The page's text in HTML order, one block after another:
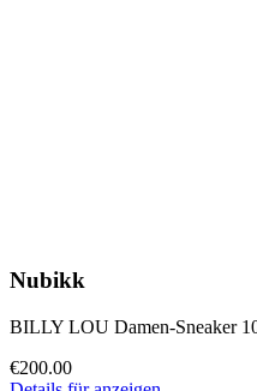
Nubikk
BILLY LOU Damen-Sneaker
€200.00